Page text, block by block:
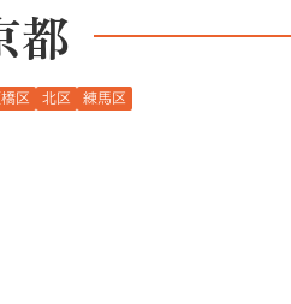
都
区 北区 練馬区